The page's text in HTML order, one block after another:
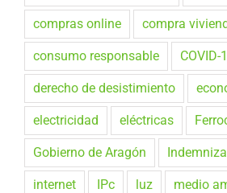
compras online compra
consumo responsable COVID-
derecho de desistimiento
electricidad eléctricas
Gobierno de Aragón
internet IPc luz medio